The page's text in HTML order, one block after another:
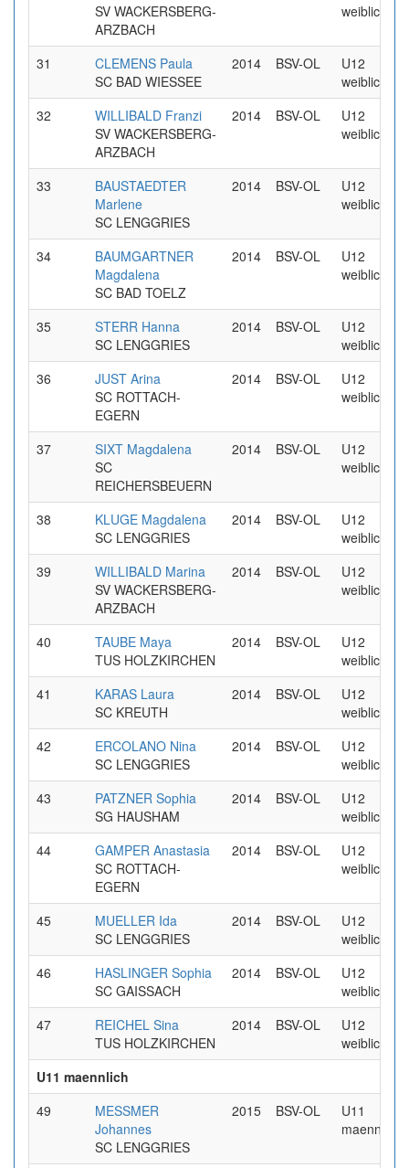
SV WACKERSBERG-
ARZBACH
weiblich
31
CLEMENS Paula
SC BAD WIESSEE
2014 BSV-OL
U12
weiblich
32
WILLIBALD Franzi
SV WACKERSBERG-
ARZBACH
2014 BSV-OL
U12
weiblich
33
BAUSTAEDTER
Marlene
SC LENGGRIES
2014 BSV-OL
U12
weiblich
34
BAUMGARTNER
Magdalena
SC BAD TOELZ
2014 BSV-OL
U12
weiblich
35
STERR Hanna
SC LENGGRIES
2014 BSV-OL
U12
weiblich
36
JUST Arina
SC ROTTACH-
EGERN
2014 BSV-OL
U12
weiblich
37
SIXT Magdalena
SC
REICHERSBEUERN
2014 BSV-OL
U12
weiblich
38
KLUGE Magdalena
SC LENGGRIES
2014 BSV-OL
U12
weiblich
39
WILLIBALD Marina
SV WACKERSBERG-
ARZBACH
2014 BSV-OL
U12
weiblich
40
TAUBE Maya
TUS HOLZKIRCHEN
2014 BSV-OL
U12
weiblich
41
KARAS Laura
SC KREUTH
2014 BSV-OL
U12
weiblich
42
ERCOLANO Nina
SC LENGGRIES
2014 BSV-OL
U12
weiblich
43
PATZNER Sophia
SG HAUSHAM
2014 BSV-OL
U12
weiblich
44
GAMPER Anastasia
SC ROTTACH-
EGERN
2014 BSV-OL
U12
weiblich
45
MUELLER Ida
SC LENGGRIES
2014 BSV-OL
U12
weiblich
46
HASLINGER Sophia
SC GAISSACH
2014 BSV-OL
U12
weiblich
47
REICHEL Sina
TUS HOLZKIRCHEN
2014 BSV-OL
U12
weiblich
U11 maennlich
49
MESSMER
Johannes
SC LENGGRIES
2015 BSV-OL
U11
maennlich